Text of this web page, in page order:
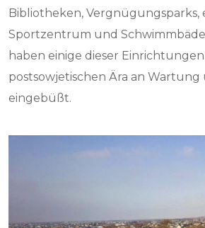
Bibliotheken, Vergnügungsparks,
Sportzentrum und
haben einige dieser
postsowjetischen Ära an
eingebüßt.